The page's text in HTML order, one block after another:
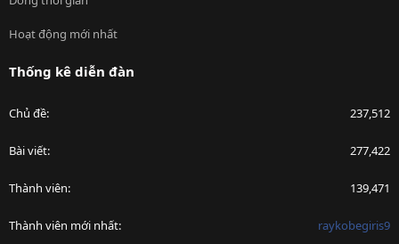
Hoạt động mới nhất
Thống kê diễn đàn
Chủ đề 237,512
Bài viết 277,422
Thành viên 139,471
Thành viên mới nhất raykobegiris9